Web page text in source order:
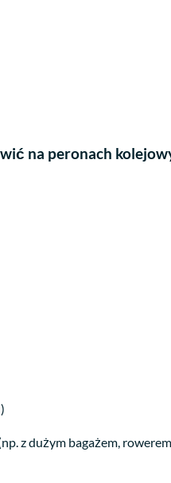
na peronach
z dużym bagażem,